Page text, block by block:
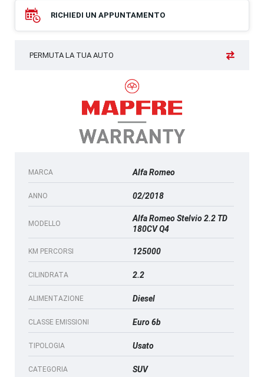
RICHIEDI UN APPUNTAMENTO
PERMUTA LA TUA AUTO
MARCA Alfa Romeo
ANNO 02/2018
MODELLO
Alfa Romeo Stelvio 2.2 TD
180CV Q4
KM PERCORSI 125000
CILINDRATA 2.2
ALIMENTAZIONE Diesel
CLASSE EMISSIONI Euro 6b
TIPOLOGIA Usato
CATEGORIA SUV